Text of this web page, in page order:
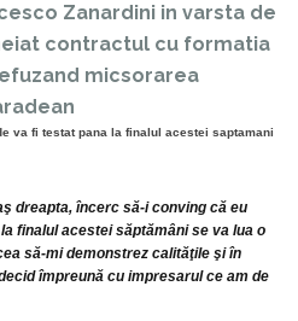
Zanardini in varsta de
contractul cu formatia
micsorarea
va fi testat pana la finalul acestei saptamani
dreapta, încerc să-i conving că eu
finalul acestei săptămâni se va lua o
să-mi demonstrez calităţile şi în
împreună cu impresarul ce am de